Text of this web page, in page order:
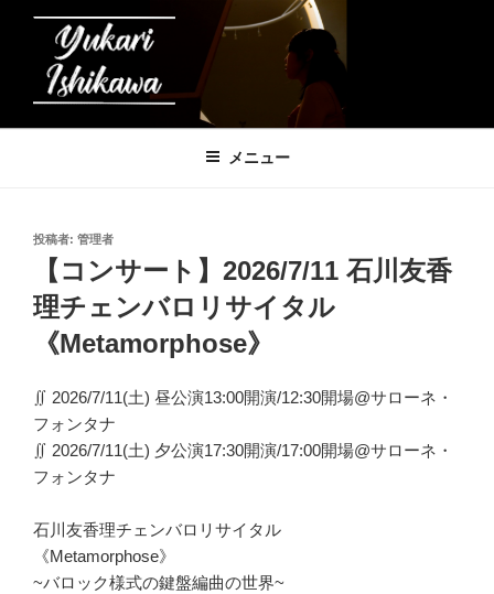
石川友香理の音楽帳
メニュー
投
投稿者: 管理者
【コンサート】2026/7/11 石川友香
理チェンバロリサイタル
《Metamorphose》
∬ 2026/7/11(土) 昼公演13:00開演/12:30開場@サローネ・
フォンタナ
∬ 2026/7/11(土) 夕公演17:30開演/17:00開場@サローネ・
フォンタナ
石川友香理チェンバロリサイタル
《Metamorphose》
~バロック様式の鍵盤編曲の世界~